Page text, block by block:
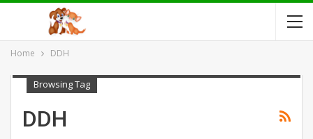
Home DDH
Browsing Tag
DDH